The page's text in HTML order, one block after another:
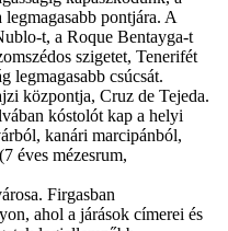
pontjára. A
t, a Roque Bentayga-t
szigetet, Tenerifét
legmagasabb csúcsát.
központja, Cruz de Tejeda.
kóstolót kap a helyi
kanári marcipánból,
éves mézesrum,
Firgasban
ahol a járások címerei és